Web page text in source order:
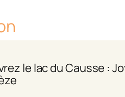
le lac du Causse :